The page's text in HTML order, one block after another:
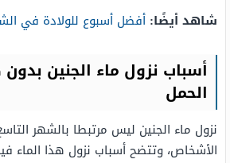
شاهد أيضًا: أفضل أسبوع للولادة في
أسباب نزول ماء الجنين بدون
الحمل
نزول ماء الجنين ليس مرتبطا بالشهر
الأشخاص، وتتضح أسباب نزول هذا الماء